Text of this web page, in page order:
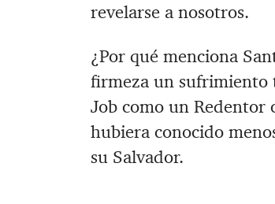
revelarse a nosotros.
¿Por qué menciona
firmeza un sufrimiento
Job como un Redentor
hubiera conocido
su Salvador.